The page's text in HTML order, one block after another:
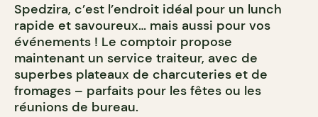
Spedzira, c’est l’endroit idéal pour un lunch
rapide et savoureux… mais aussi pour vos
événements ! Le comptoir propose
maintenant un service traiteur, avec de
superbes plateaux de charcuteries et de
fromages – parfaits pour les fêtes ou les
réunions de bureau.